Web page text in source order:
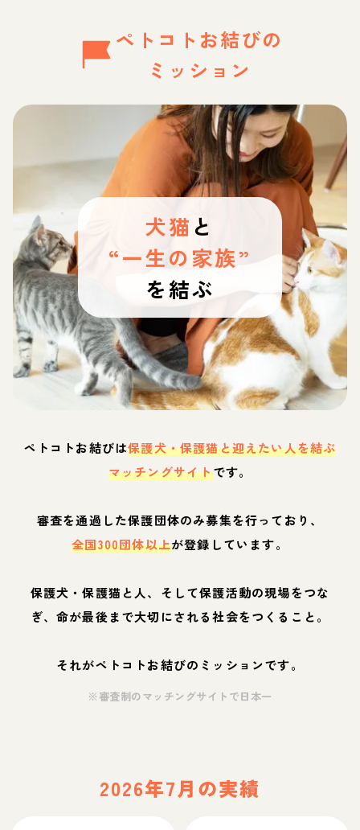
ペトコトお結びの
ミッション
犬猫 と
“一生の家族”
を結ぶ
ペトコトお結びは保護犬・保護猫と迎えたい人を結ぶ
マッチングサイトです。
審査を通過した保護団体のみ募集を行っており、
全国300団体以上が登録しています。
保護犬・保護猫と人、そして保護活動の現場をつな
ぎ、命が最後まで大切にされる社会をつくること。
それがペトコトお結びのミッションです。
※審査制のマッチングサイトで日本一
2026年7月の実績